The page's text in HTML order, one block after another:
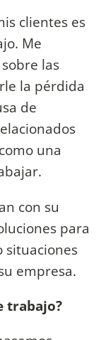
clientes es
Me
las
la pérdida
de
una
con su
para
situaciones
empresa.
trabajo?